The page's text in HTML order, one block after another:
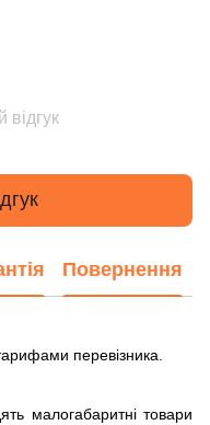
Повернення
перевізника.
малогабаритні товари